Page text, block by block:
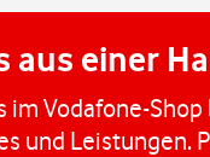
aus einer
im Vodafone-
und Leistungen.